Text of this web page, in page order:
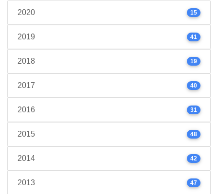
2020 15
2019 41
2018 19
2017 40
2016 31
2015 48
2014 42
2013 47